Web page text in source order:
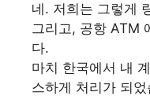
네. 저희는 그렇게
그리고, 공항 ATM
다.
마치 한국에서 내
스하게 처리가 되었